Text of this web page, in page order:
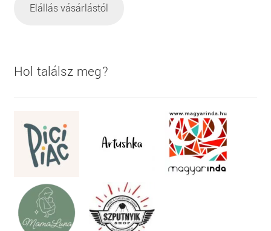
Elállás vásárlástól
Hol találsz meg?